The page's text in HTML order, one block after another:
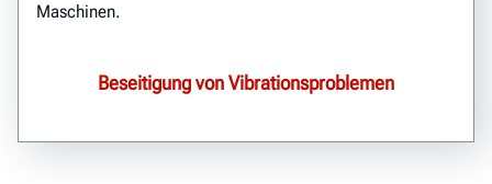
Maschinen.
Beseitigung von Vibrationsproblemen